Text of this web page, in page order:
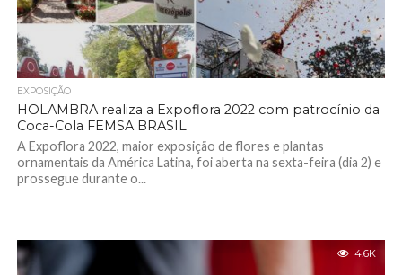
EXPOSIÇÃO
HOLAMBRA realiza a Expoflora 2022 com patrocínio da
Coca-Cola FEMSA BRASIL
A Expoflora 2022, maior exposição de flores e plantas
ornamentais da América Latina, foi aberta na sexta-feira (dia 2) e
prossegue durante o...
4.6K